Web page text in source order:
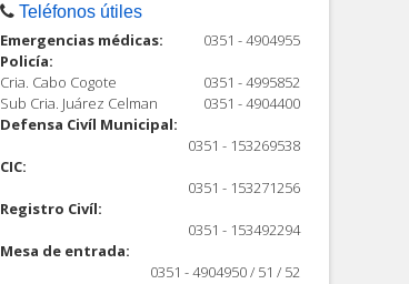
Teléfonos útiles
Emergencias médicas:
0351 - 4904955
Policía:
Cria. Cabo Cogote
0351 - 4995852
Sub Cria. Juárez Celman
0351 - 4904400
Defensa Civíl Municipal:
0351 - 153269538
CIC:
0351 - 153271256
Registro Civíl:
0351 - 153492294
Mesa de entrada:
0351 - 4904950 / 51 / 52